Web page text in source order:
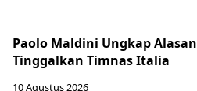
Paolo Maldini Ungkap Alasan
Tinggalkan Timnas Italia
10 Agustus 2026